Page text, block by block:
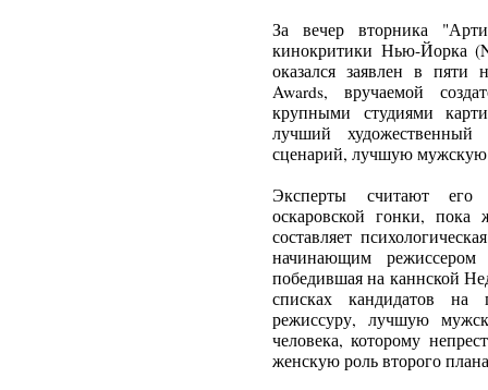
За вечер вторника
кинокритики Нью-Йорка
оказался заявлен в пяти
Awards, вручаемой
крупными студиями
лучший
сценарий, лучшую мужскую
Эксперты считают его
оскаровской гонки, пока
составляет
начинающим
победившая на каннской
списках кандидатов
режиссуру, лучшую
человека, которому
женскую роль второго